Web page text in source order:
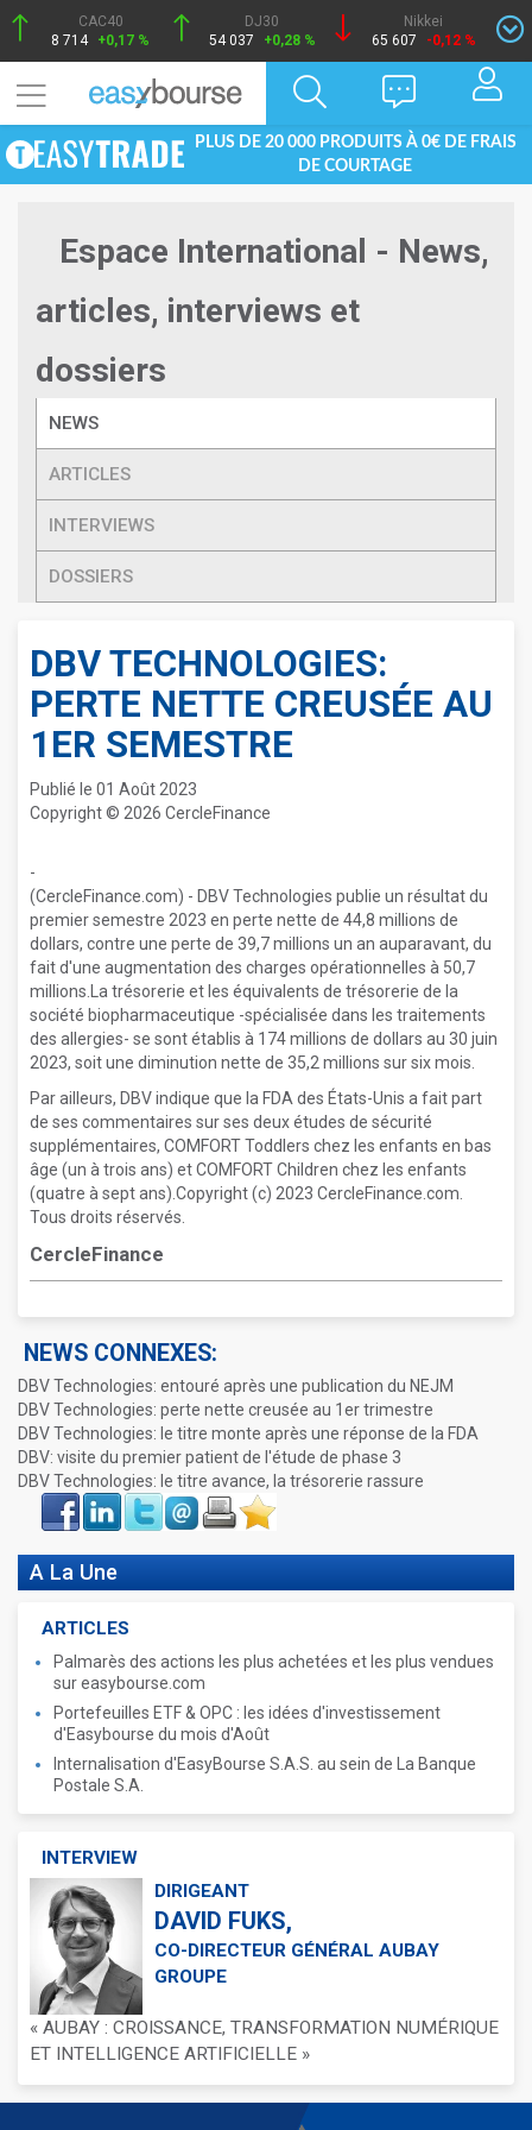
CAC40
8 714 +0,17 %
DJ30
54 037
+0,28 %
Nikkei
65 607
-0,12 %
PLUS DE 20 000 PRODUITS À 0€ DE FRAIS
DE COURTAGE
Espace International - News,
articles, interviews et
dossiers
NEWS
ARTICLES
INTERVIEWS
DOSSIERS
DBV TECHNOLOGIES:
PERTE NETTE CREUSÉE AU
1ER SEMESTRE
Publié le 01 Août 2023
Copyright © 2026 CercleFinance
-
(CercleFinance.com) - DBV Technologies publie un résultat du
premier semestre 2023 en perte nette de 44,8 millions de
dollars, contre une perte de 39,7 millions un an auparavant, du
fait d'une augmentation des charges opérationnelles à 50,7
millions.La trésorerie et les équivalents de trésorerie de la
société biopharmaceutique -spécialisée dans les traitements
des allergies- se sont établis à 174 millions de dollars au 30 juin
2023, soit une diminution nette de 35,2 millions sur six mois.
Par ailleurs, DBV indique que la FDA des États-Unis a fait part
de ses commentaires sur ses deux études de sécurité
supplémentaires, COMFORT Toddlers chez les enfants en bas
ge (un à trois ans) et COMFORT Children chez les enfants
(quatre à sept ans).Copyright (c) 2023 CercleFinance.com.
Tous droits réservés.
CercleFinance
NEWS CONNEXES:
DBV Technologies: entouré après une publication du NEJM
DBV Technologies: perte nette creusée au 1er trimestre
DBV Technologies: le titre monte après une réponse de la FDA
DBV: visite du premier patient de l'étude de phase 3
DBV Technologies: le titre avance, la trésorerie rassure
Face
book
LinkIn Twitter Envoyer ImprimerFavoris
A La Une
ARTICLES
Palmarès des actions les plus achetées et les plus vendues
sur easybourse.com
Portefeuilles ETF & OPC : les idées d'investissement
d'Easybourse du mois d'Août
Internalisation d'EasyBourse S.A.S. au sein de La Banque
Postale S.A.
INTERVIEW
DIRIGEANT
DAVID FUKS,
CO-DIRECTEUR GÉNÉRAL AUBAY
GROUPE
« AUBAY : CROISSANCE, TRANSFORMATION NUMÉRIQUE
ET INTELLIGENCE ARTIFICIELLE »